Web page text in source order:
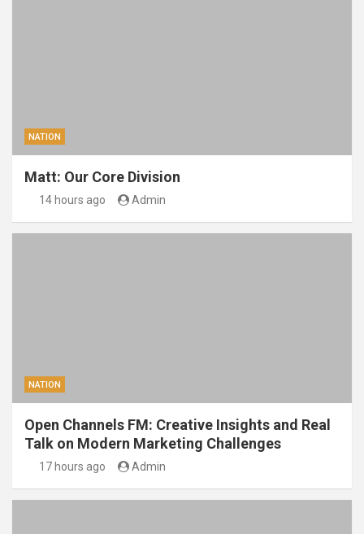
NATION
Matt: Our Core Division
14 hours ago Admin
NATION
Open Channels FM: Creative Insights and Real
Talk on Modern Marketing Challenges
17 hours ago Admin